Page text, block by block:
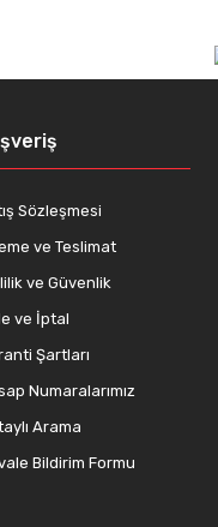
Yorum
Sözleşmesi
ve Teslimat
ve Güvenlik
ve İptal
Şartları
Numaralarımız
Arama
Bildirim Formu